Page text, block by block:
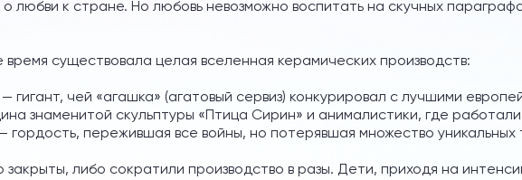
любви к стране. Но любовь невозможно воспитать на скучных
существовала целая вселенная керамических производств:
гигант, чей «агашка» (агатовый сервиз) конкурировал с лучшими
знаменитой скульптуры «Птица Сирин» и анималистики, где
пережившая все войны, но потерявшая множество уникальных
закрыты, либо сократили производство в разы. Дети, приходя на